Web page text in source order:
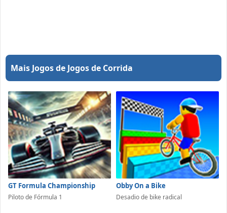
Mais Jogos de Jogos de Corrida
GT Formula Championship
Piloto de Fórmula 1
Obby On a Bike
Desadio de bike radical